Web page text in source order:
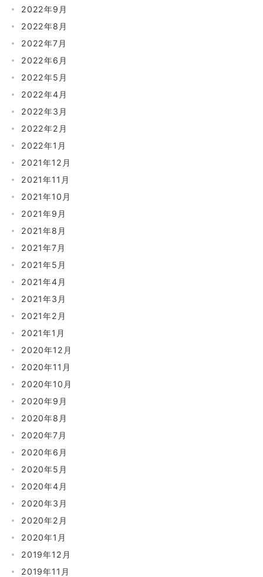
2022年9月
2022年8月
2022年7月
2022年6月
2022年5月
2022年4月
2022年3月
2022年2月
2022年1月
2021年12月
2021年11月
2021年10月
2021年9月
2021年8月
2021年7月
2021年5月
2021年4月
2021年3月
2021年2月
2021年1月
2020年12月
2020年11月
2020年10月
2020年9月
2020年8月
2020年7月
2020年6月
2020年5月
2020年4月
2020年3月
2020年2月
2020年1月
2019年12月
2019年11月